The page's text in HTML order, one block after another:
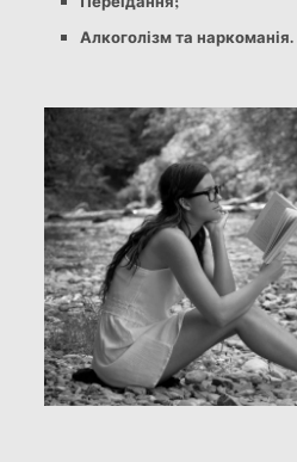
Алкоголізм та наркоманія.